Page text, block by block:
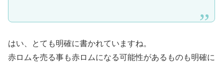
はい、とても明確に書かれていますね。
赤ロムを売る事も赤ロムになる可能性があるものも明確に